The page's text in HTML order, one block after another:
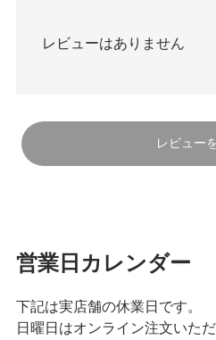
レビューはありません
レビュー
営業日カレンダー
下記は実店舗の休業日です。
日曜日はオンライン注文いた